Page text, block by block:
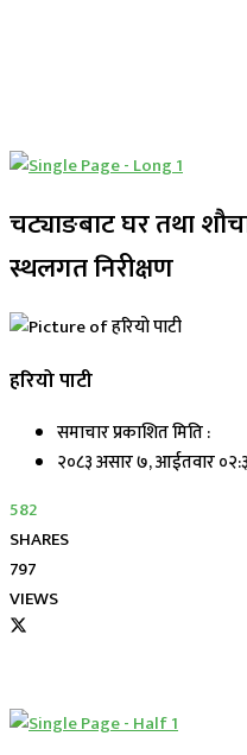
चट्याङबाट घर तथा
स्थलगत निरीक्षण
हरियो पाटी
समाचार प्रकाशित मिति :
२०८३ असार ७, आईतवार
582
SHARES
797
VIEWS